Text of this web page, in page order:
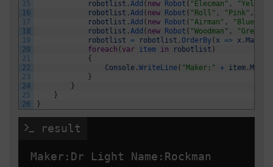
15
16
17
18
19
20
21
22
23
24
25
26
robotlist . Add ( new Robot ( "Elecman" , "Yellow"
robotlist . Add ( new Robot ( "Roll" , "Pink" ,
robotlist . Add ( new Robot ( "Airman" , "Blue"
robotlist . Add ( new Robot ( "Woodman" , "Green"
robotlist = robotlist . OrderBy( x => x . Maker
foreach ( var item in robotlist )
{
Console . WriteLine( "Maker:" + item . Maker
}
}
}
}
result
Maker:Dr Light Name:Rockman